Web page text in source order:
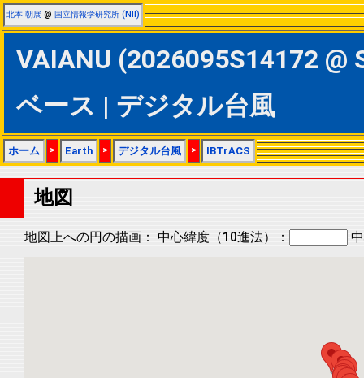
北本 朝展 @ 国立情報学研究所 (NII)
VAIANU (2026095S14172
ベース | デジタル台風
ホーム > Earth > デジタル台風 > IBTrACS
地図
地図上への円の描画： 中心緯度（10進法）：